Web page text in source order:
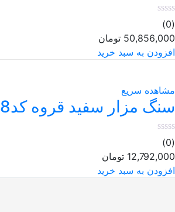
(0)
50,856,000 تومان
افزودن به سبد خرید
مشاهده سریع
سنگ مزار سفید قروه کد408
(0)
12,792,000 تومان
افزودن به سبد خرید